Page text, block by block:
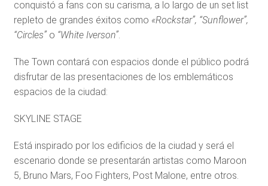
conquistó a fans con su carisma, a lo largo de un set list
repleto de grandes éxitos como «Rockstar”, “Sunflower”,
“Circles”o “White Iverson”.
The Town contará con espacios donde el público podrá
disfrutar de las presentaciones de los emblemáticos
espacios de la ciudad:
SKYLINE STAGE
Está inspirado por los edificios de la ciudad y será el
escenario donde se presentarán artistas como Maroon
5, Bruno Mars, Foo Fighters, Post Malone, entre otros.